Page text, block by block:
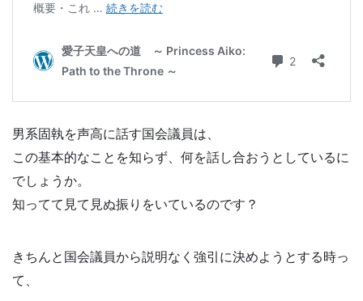
男系固執を声高に話す国会議員は、
この基本的なことを知らず、何を話し合おうとしているに
でしょうか。
知ってて見て見ぬ振りをいているのです？
きちんと国会議員から説明なく強引に決めようとする時っ
て、